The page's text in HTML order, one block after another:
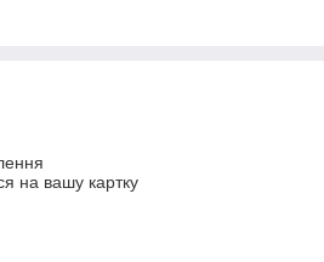
на вашу картку